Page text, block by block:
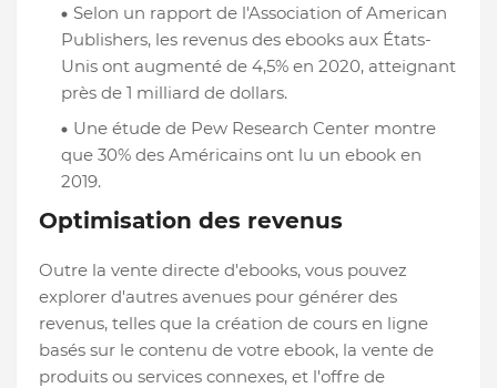
Selon un rapport de l'Association of American
Publishers, les revenus des ebooks aux États-
Unis ont augmenté de 4,5% en 2020, atteignant
près de 1 milliard de dollars.
Une étude de Pew Research Center montre
que 30% des Américains ont lu un ebook en
2019.
Optimisation des revenus
Outre la vente directe d'ebooks, vous pouvez
explorer d'autres avenues pour générer des
revenus, telles que la création de cours en ligne
basés sur le contenu de votre ebook, la vente de
produits ou services connexes, et l'offre de